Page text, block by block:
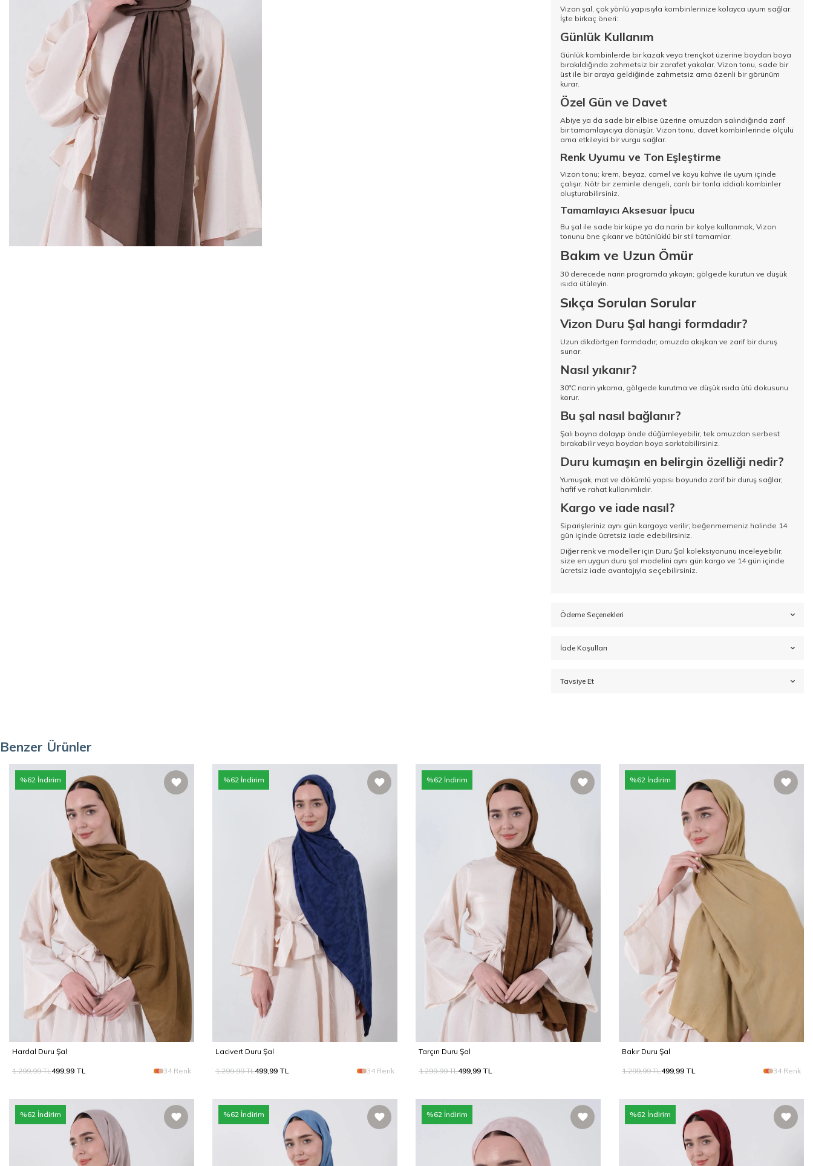
Vizon şal, çok yönlü yapısıyla kombinlerinize kolayca uyum sağlar.
İşte birkaç öneri:
Günlük Kullanım
Günlük kombinlerde bir kazak veya trençkot üzerine boydan boya
bırakıldığında zahmetsiz bir zarafet yakalar. Vizon tonu, sade bir
üst ile bir araya geldiğinde zahmetsiz ama özenli bir görünüm
kurar.
Özel Gün ve Davet
Abiye ya da sade bir elbise üzerine omuzdan salındığında zarif
bir tamamlayıcıya dönüşür. Vizon tonu, davet kombinlerinde ölçülü
ama etkileyici bir vurgu sağlar.
Renk Uyumu ve Ton Eşleştirme
Vizon tonu; krem, beyaz, camel ve koyu kahve ile uyum içinde
çalışır. Nötr bir zeminle dengeli, canlı bir tonla iddialı kombinler
oluşturabilirsiniz.
Tamamlayıcı Aksesuar İpucu
Bu şal ile sade bir küpe ya da narin bir kolye kullanmak, Vizon
tonunu öne çıkarır ve bütünlüklü bir stil tamamlar.
Bakım ve Uzun Ömür
30 derecede narin programda yıkayın; gölgede kurutun ve düşük
ısıda ütüleyin.
Sıkça Sorulan Sorular
Vizon Duru Şal hangi formdadır?
Uzun dikdörtgen formdadır; omuzda akışkan ve zarif bir duruş
sunar.
Nasıl yıkanır?
30°C narin yıkama, gölgede kurutma ve düşük ısıda ütü dokusunu
korur.
Bu şal nasıl bağlanır?
Şalı boyna dolayıp önde düğümleyebilir, tek omuzdan serbest
bırakabilir veya boydan boya sarkıtabilirsiniz.
Duru kumaşın en belirgin özelliği nedir?
Yumuşak, mat ve dökümlü yapısı boyunda zarif bir duruş sağlar;
hafif ve rahat kullanımlıdır.
Kargo ve iade nasıl?
Siparişleriniz aynı gün kargoya verilir; beğenmemeniz halinde 14
gün içinde ücretsiz iade edebilirsiniz.
Diğer renk ve modeller için Duru Şal koleksiyonunu inceleyebilir,
size en uygun duru şal modelini aynı gün kargo ve 14 gün içinde
ücretsiz iade avantajıyla seçebilirsiniz.
Ödeme Seçenekleri
İade Koşulları
Tavsiye Et
Benzer Ürünler
%62 İndirim
Hardal Duru Şal
1.299,99TL499,99 TL 34 Renk
%62 İndirim
Lacivert Duru Şal
1.299,99TL499,99 TL 34 Renk
%62 İndirim
Tarçın Duru Şal
1.299,99TL499,99 TL
%62 İndirim
Bakır Duru Şal
1.299,99TL499,99 TL 34 Renk
%62 İndirim %62 İndirim %62 İndirim %62 İndirim